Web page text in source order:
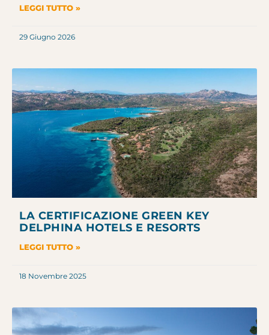
LEGGI TUTTO »
29 Giugno 2026
LA CERTIFICAZIONE GREEN KEY
DELPHINA HOTELS E RESORTS
LEGGI TUTTO »
18 Novembre 2025